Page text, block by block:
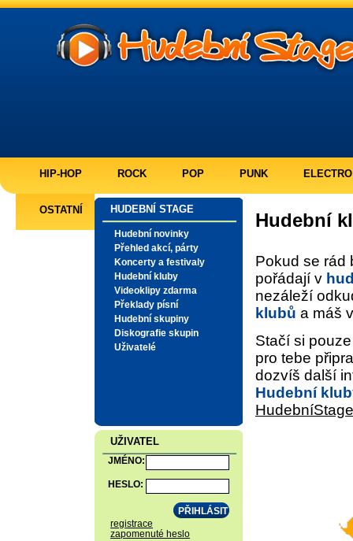
HIP-HOP ROCK POP PUNK ELECTRO
OSTATNÍ HUDEBNÍ STAGE
Hudební novinky
Přehled akcí, párty
Koncerty a festivaly
Hudební kluby
Videoklipy zdarma
Překlady písní
Hudební skupiny
Diskografie skupin
Uživatelé
UŽIVATEL
JMÉNO:
HESLO:
registrace
zapomenuté heslo
Hudební
Pokud se
pořádají v
nezáleží
klubů a máš
Stačí si
pro tebe
dozvíš další
Hudební